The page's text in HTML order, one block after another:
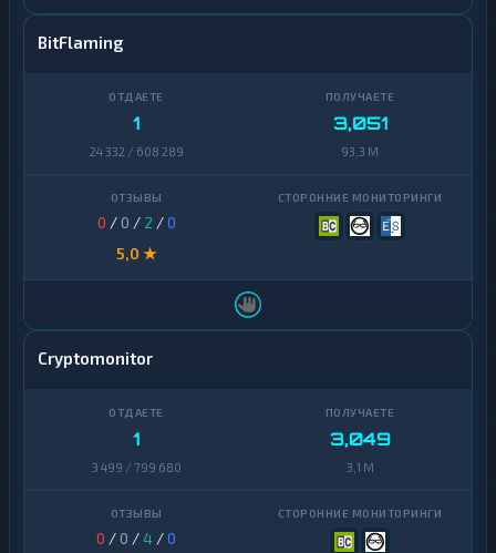
BitFlaming
1
24 332 / 608 289
3,051
93,3 M
0 / 0 / 2 /0
5,0 ★
Cryptomonitor
1
3 499 / 799 680
3,049
3,1 M
0 / 0 / 4 /0